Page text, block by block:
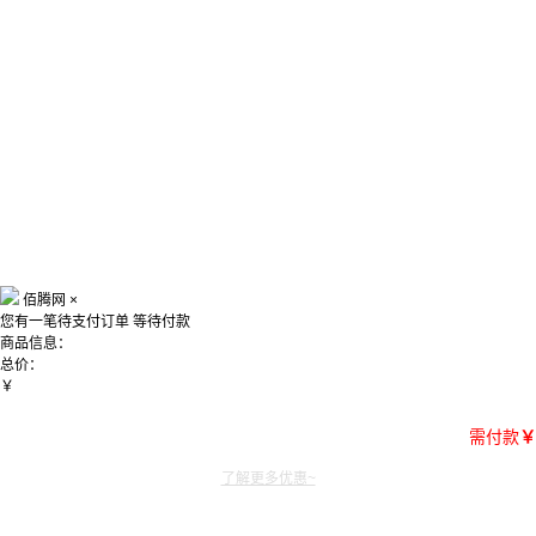
佰腾网 ×
您有一笔待支付订单 等待付款
商品信息：
总价：
￥
需付款￥
了解更多优惠~